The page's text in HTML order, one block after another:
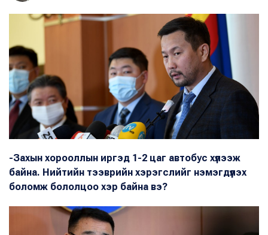
-Захын хорооллын иргэд 1-2 цаг автобус хүлээж
байна. Нийтийн тээврийн хэрэгслийг нэмэгдүүлэх
боломж бололцоо хэр байна вэ?